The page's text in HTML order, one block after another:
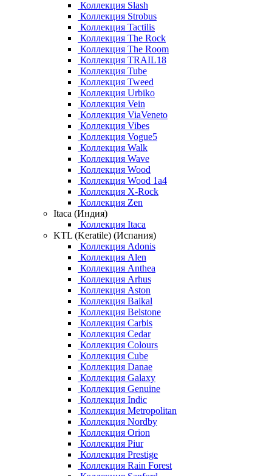
Коллекция Slash
Коллекция Strobus
Коллекция Tactilis
Коллекция The Rock
Коллекция The Room
Коллекция TRAIL18
Коллекция Tube
Коллекция Tweed
Коллекция Urbiko
Коллекция Vein
Коллекция ViaVeneto
Коллекция Vibes
Коллекция Vogue5
Коллекция Walk
Коллекция Wave
Коллекция Wood
Коллекция Wood 1a4
Коллекция X-Rock
Коллекция Zen
Itaca (Индия)
Коллекция Itaca
KTL (Keratile) (Испания)
Коллекция Adonis
Коллекция Alen
Коллекция Anthea
Коллекция Arhus
Коллекция Aston
Коллекция Baikal
Коллекция Belstone
Коллекция Carbis
Коллекция Cedar
Коллекция Colours
Коллекция Cube
Коллекция Danae
Коллекция Galaxy
Коллекция Genuine
Коллекция Indic
Коллекция Metropolitan
Коллекция Nordby
Коллекция Orion
Коллекция Piur
Коллекция Prestige
Коллекция Rain Forest